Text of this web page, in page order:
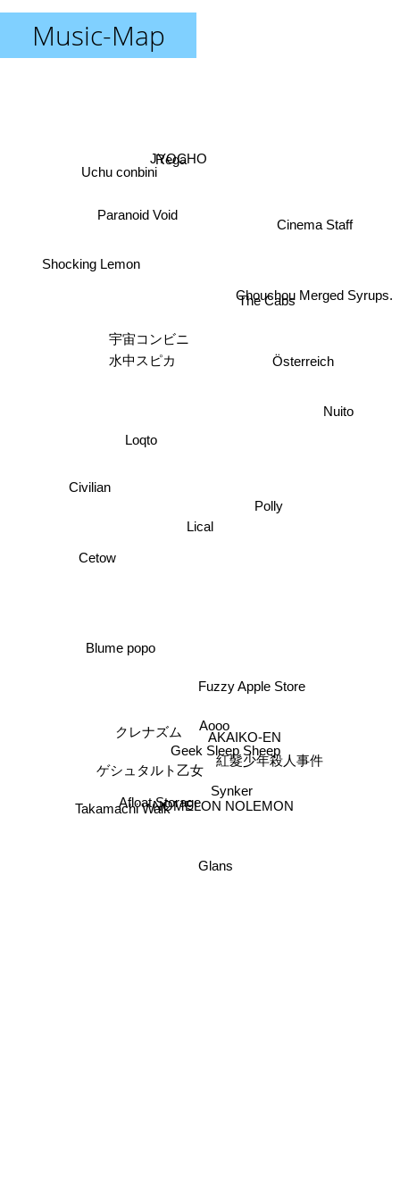
Music-Map
Lical
Aooo
Fuzzy Apple Store
NOMELON NOLEMON
水中スピカ
宇宙コンビニ
Geek Sleep Sheep
The Cabs
紅髮少年殺人事件
クレナズム
Loqto
Afloat Storage
ゲシュタルト乙女
Synker
Österreich
JYOCHO
Blume popo
Civilian
Takamachi Walk
AKAIKO-EN
Glans
Rega
Paranoid Void
Cetow
Uchu conbini
Chouchou Merged Syrups.
Cinema Staff
Shocking Lemon